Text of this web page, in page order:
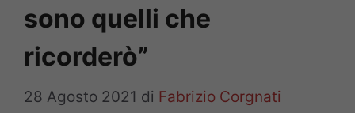
sono quelli che
ricorderò”
28 Agosto 2021 di Fabrizio Corgnati